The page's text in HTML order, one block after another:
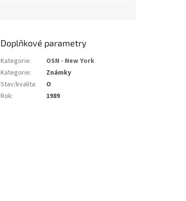
Doplňkové parametry
Kategorie:
OSN - New York
Kategorie:
Známky
Stav/kvalita:
O
Rok: 1989